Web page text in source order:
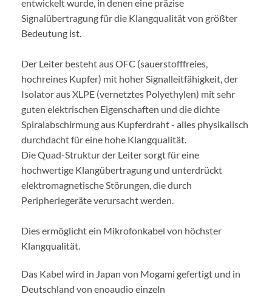
entwickelt wurde, in denen eine präzise
Signalübertragung für die Klangqualität von größter
Bedeutung ist.
Der Leiter besteht aus OFC (sauerstofffreies,
hochreines Kupfer) mit hoher Signalleitfähigkeit, der
Isolator aus XLPE (vernetztes Polyethylen) mit sehr
guten elektrischen Eigenschaften und die dichte
Spiralabschirmung aus Kupferdraht - alles physikalisch
durchdacht für eine hohe Klangqualität.
Die Quad-Struktur der Leiter sorgt für eine
hochwertige Klangübertragung und unterdrückt
elektromagnetische Störungen, die durch
Peripheriegeräte verursacht werden.
Dies ermöglicht ein Mikrofonkabel von höchster
Klangqualität.
Das Kabel wird in Japan von Mogami gefertigt und in
Deutschland von enoaudio einzeln